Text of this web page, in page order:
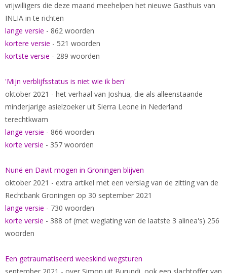
vrijwilligers die deze maand meehelpen het nieuwe Gasthuis van
INLIA in te richten
lange versie - 862 woorden
kortere versie - 521 woorden
kortste versie - 289 woorden
'Mijn verblijfsstatus is niet wie ik ben'
oktober 2021 - het verhaal van Joshua, die als alleenstaande
minderjarige asielzoeker uit Sierra Leone in Nederland
terechtkwam
lange versie - 866 woorden
korte versie - 357 woorden
Nunë en Davit mogen in Groningen blijven
oktober 2021 - extra artikel met een verslag van de zitting van de
Rechtbank Groningen op 30 september 2021
lange versie - 730 woorden
korte versie - 388 of (met weglating van de laatste 3 alinea's) 256
woorden
Een getraumatiseerd weeskind wegsturen